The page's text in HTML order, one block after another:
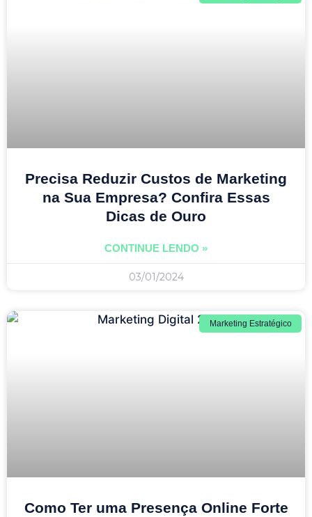
Precisa Reduzir Custos de Marketing
na Sua Empresa? Confira Essas
Dicas de Ouro
CONTINUE LENDO »
03/01/2024
Marketing Estratégico
Como Ter uma Presença Online Forte